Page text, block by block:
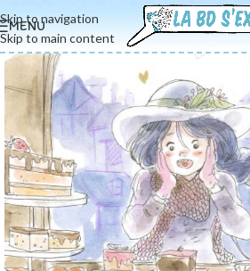
Skip to navigation
Skip to main content
MENU